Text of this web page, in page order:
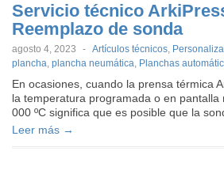
Servicio técnico
Reemplazo de sonda
agosto 4, 2023 - Artículos técnicos,
plancha, plancha neumática, Planchas
En ocasiones, cuando la prensa térmica
la temperatura programada o en pantalla
000 ºC significa que es posible que la
Leer más →